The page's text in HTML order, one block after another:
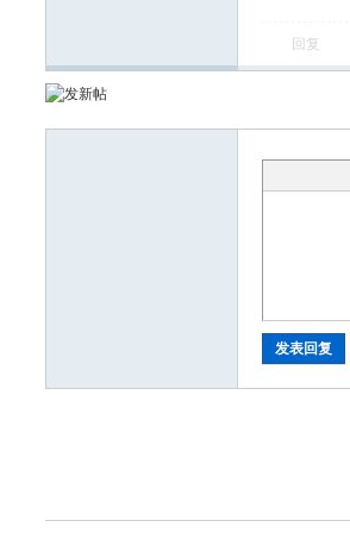
回复
发表回复